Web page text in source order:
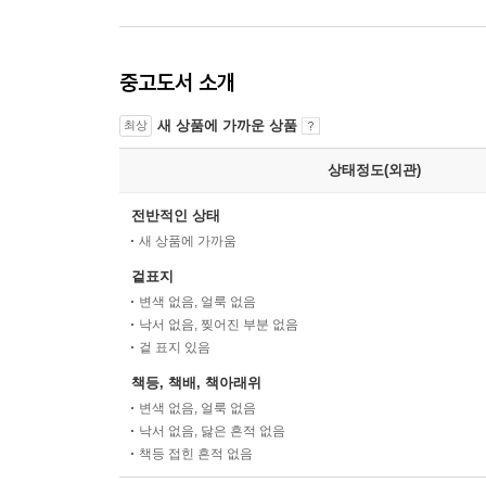
중고도서 소개
최상 새 상품에 가까운 상품
상태정도(외관)
전반적인 상태
새 상품에 가까움
겉표지
변색 없음, 얼룩 없음
낙서 없음, 찢어진 부분 없음
겉 표지 있음
책등, 책배, 책아래위
변색 없음, 얼룩 없음
낙서 없음, 닳은 흔적 없음
책등 접힌 흔적 없음